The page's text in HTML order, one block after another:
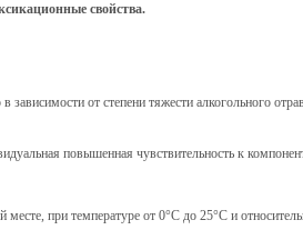
свойства.
зависимости от степени тяжести алкогольного
повышенная чувствительность к
при температуре от 0°С до 25°С и